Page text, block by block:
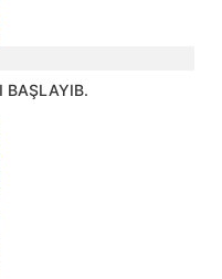
BAŞLAYIB.